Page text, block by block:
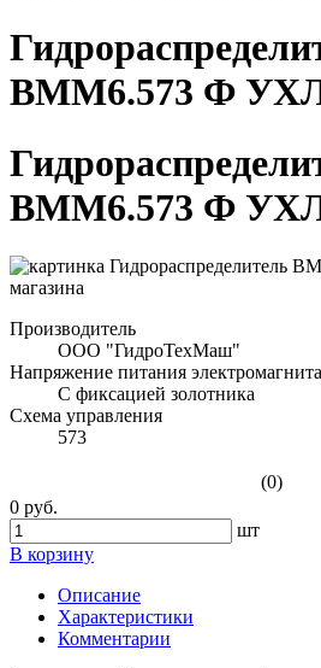
ВММ6.573 Ф
ВММ6.573 Ф
Производитель
ООО "ГидроТехМаш"
Напряжение питания
С фиксацией золотника
Схема управления
573
(0)
0 руб.
шт
В корзину
Описание
Характеристики
Комментарии